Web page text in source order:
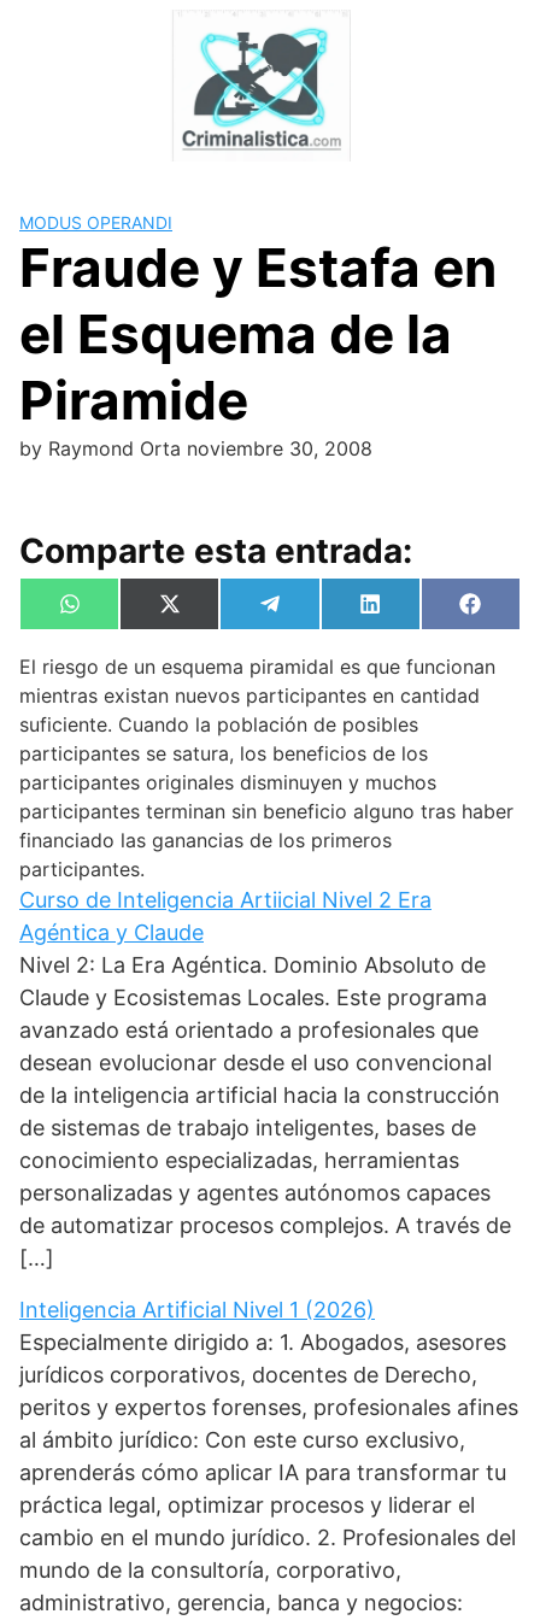
MODUS OPERANDI
Fraude y Estafa en
el Esquema de la
Piramide
by Raymond Orta noviembre 30, 2008
Comparte esta entrada:
Compartir
en
W
h
t
s
A
p
p
Compartir
en
X
(
w
i
t
t
e
r
)
Compartir
en
e
e
g
r
a
m
Compartir
en
L
i
k
e
d
I
n
en
F
a
e
El riesgo de un esquema piramidal es que funcionan
mientras existan nuevos participantes en cantidad
suficiente. Cuando la población de posibles
participantes se satura, los beneficios de los
participantes originales disminuyen y muchos
participantes terminan sin beneficio alguno tras haber
financiado las ganancias de los primeros
participantes.
Curso de Inteligencia Artiicial Nivel 2 Era
Agéntica y Claude
Nivel 2: La Era Agéntica. Dominio Absoluto de
Claude y Ecosistemas Locales. Este programa
avanzado está orientado a profesionales que
desean evolucionar desde el uso convencional
de la inteligencia artificial hacia la construcción
de sistemas de trabajo inteligentes, bases de
conocimiento especializadas, herramientas
personalizadas y agentes autónomos capaces
de automatizar procesos complejos. A través de
[…]
Inteligencia Artificial Nivel 1 (2026)
Especialmente dirigido a: 1. Abogados, asesores
jurídicos corporativos, docentes de Derecho,
peritos y expertos forenses, profesionales afines
al ámbito jurídico: Con este curso exclusivo,
aprenderás cómo aplicar IA para transformar tu
práctica legal, optimizar procesos y liderar el
cambio en el mundo jurídico. 2. Profesionales del
mundo de la consultoría, corporativo,
administrativo, gerencia, banca y negocios: